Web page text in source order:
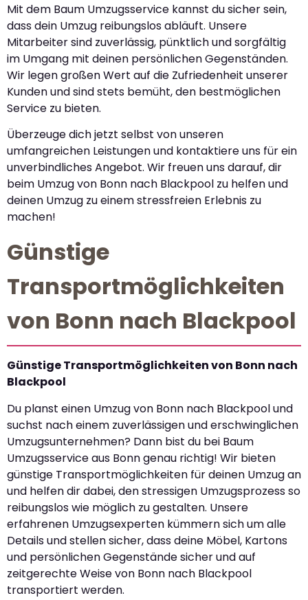
Mit dem Baum Umzugsservice kannst du sicher sein,
dass dein Umzug reibungslos abläuft. Unsere
Mitarbeiter sind zuverlässig, pünktlich und sorgfältig
im Umgang mit deinen persönlichen Gegenständen.
Wir legen großen Wert auf die Zufriedenheit unserer
Kunden und sind stets bemüht, den bestmöglichen
Service zu bieten.
Überzeuge dich jetzt selbst von unseren
umfangreichen Leistungen und kontaktiere uns für ein
unverbindliches Angebot. Wir freuen uns darauf, dir
beim Umzug von Bonn nach Blackpool zu helfen und
deinen Umzug zu einem stressfreien Erlebnis zu
machen!
Günstige
Transportmöglichkeiten
von Bonn nach Blackpool
Günstige Transportmöglichkeiten von Bonn nach
Blackpool
Du planst einen Umzug von Bonn nach Blackpool und
suchst nach einem zuverlässigen und erschwinglichen
Umzugsunternehmen? Dann bist du bei Baum
Umzugsservice aus Bonn genau richtig! Wir bieten
günstige Transportmöglichkeiten für deinen Umzug an
und helfen dir dabei, den stressigen Umzugsprozess so
reibungslos wie möglich zu gestalten. Unsere
erfahrenen Umzugsexperten kümmern sich um alle
Details und stellen sicher, dass deine Möbel, Kartons
und persönlichen Gegenstände sicher und auf
zeitgerechte Weise von Bonn nach Blackpool
transportiert werden.